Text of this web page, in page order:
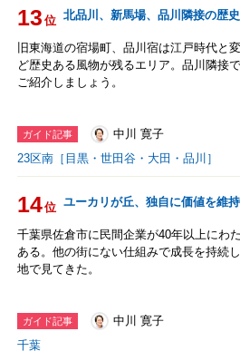
13 位 北品川、新馬場、品川隣接の歴
旧東海道の宿場町、品川宿は江戸時代と
ど歴史ある風物が残るエリア。品川隣接
ご紹介しましょう。
ガイド記事
中川 寛子
23区南［目黒・世田谷・大田・品川］
14位 ユーカリが丘、独自に価値を維
千葉県佐倉市に民間企業が40年以上にわ
ある。他の街にない仕組みで成長を持続
地で見てきた。
ガイド記事
中川 寛子
千葉